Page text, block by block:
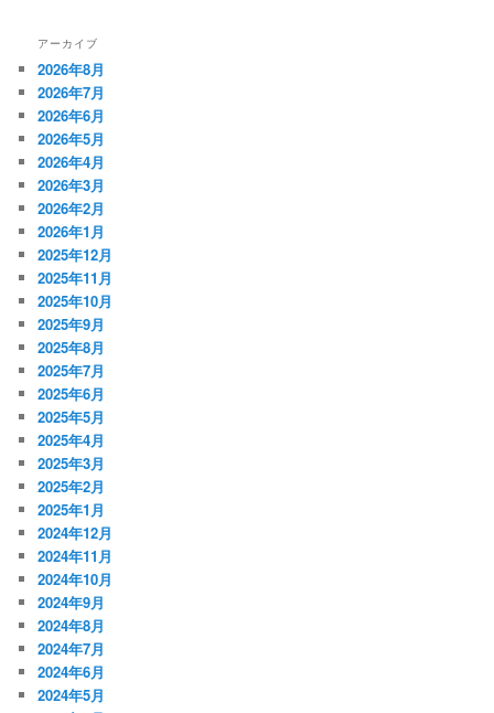
アーカイブ
2026年8月
2026年7月
2026年6月
2026年5月
2026年4月
2026年3月
2026年2月
2026年1月
2025年12月
2025年11月
2025年10月
2025年9月
2025年8月
2025年7月
2025年6月
2025年5月
2025年4月
2025年3月
2025年2月
2025年1月
2024年12月
2024年11月
2024年10月
2024年9月
2024年8月
2024年7月
2024年6月
2024年5月